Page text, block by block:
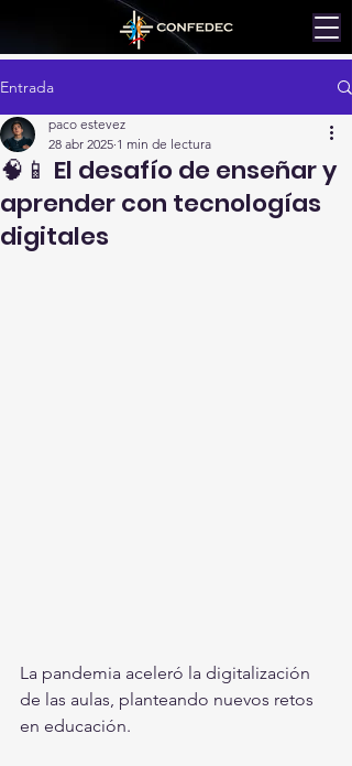
Entrada
🧠📱 El desafío de enseñar y
aprender con tecnologías
digitales
paco estevez
28 abr 2025 1 min de lectura
La pandemia aceleró la digitalización
de las aulas, planteando nuevos retos
en educación.